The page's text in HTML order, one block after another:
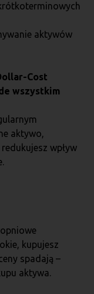
aktywów
Cost
wszystkim
aktywo,
wpływ
kupujesz
spadają –
aktywa.